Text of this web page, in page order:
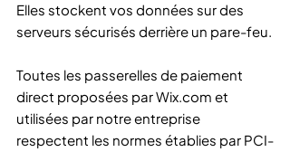
Elles stockent vos données sur des
serveurs sécurisés derrière un pare-feu.
Toutes les passerelles de paiement
direct proposées par Wix.com et
utilisées par notre entreprise
respectent les normes établies par PCI-